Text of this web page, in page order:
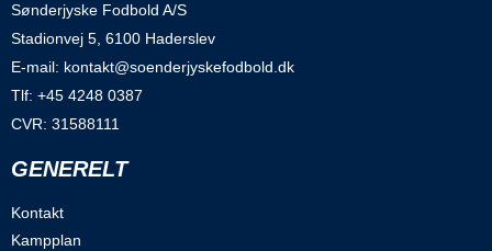
Sønderjyske Fodbold A/S
Stadionvej 5, 6100 Haderslev
E-mail: kontakt@soenderjyskefodbold.dk
Tlf: +45 4248 0387
CVR: 31588111
GENERELT
Kontakt
Kampplan